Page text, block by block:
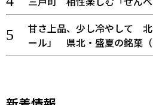
甘さ上品、少し冷やして
ール」 県北・盛夏の銘菓（